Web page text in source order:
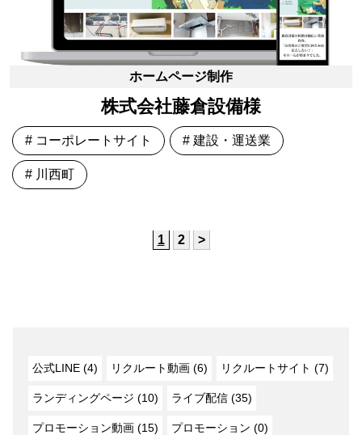
ホームページ制作
株式会社藤倉設備様
# コーポレートサイト # 建設・運送業
# 川西町
1 2 >
公式LINE (4) リクルート動画 (6) リクルートサイト (7)
ランディングページ (10) ライブ配信 (35)
プロモーション動画 (15) プロモーション (0)